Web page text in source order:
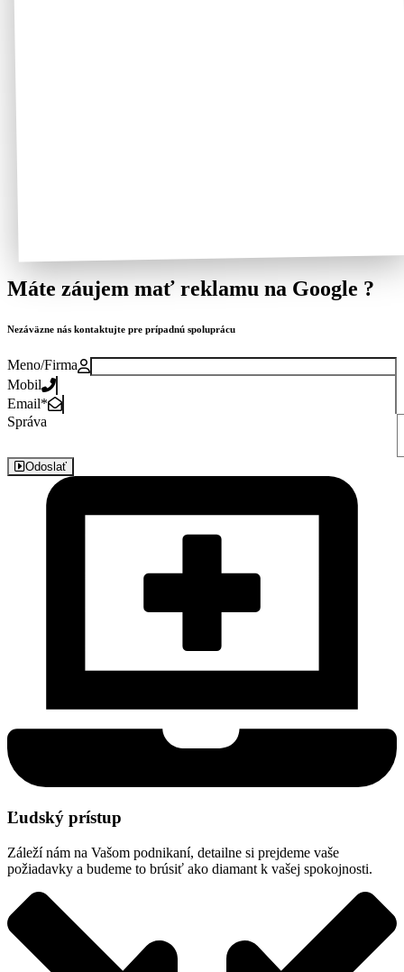
Máte záujem mať reklamu na Google ?
Nezáväzne nás kontaktujte pre prípadnú spoluprácu
Meno/Firma
Mobil
Email*
Správa
Odoslať
Ľudský prístup
Záleží nám na Vašom podnikaní, detailne si prejdeme vaše
požiadavky a budeme to brúsiť ako diamant k vašej spokojnosti.